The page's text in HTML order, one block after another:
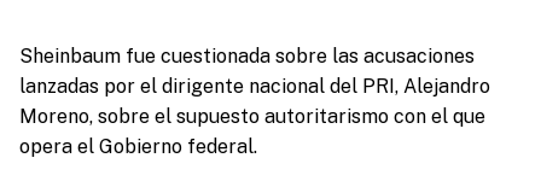
Sheinbaum fue cuestionada sobre las acusaciones
lanzadas por el dirigente nacional del PRI, Alejandro
Moreno, sobre el supuesto autoritarismo con el que
opera el Gobierno federal.